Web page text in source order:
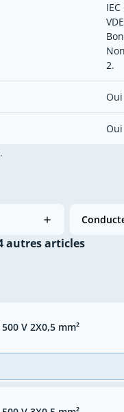
2.
Oui
Oui
autres articles
V 2X0,5 mm²